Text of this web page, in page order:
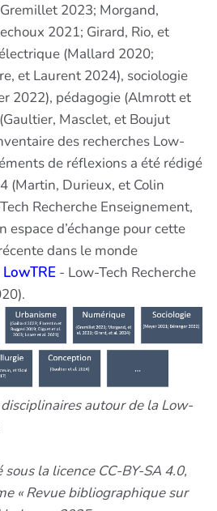
2023; Morgand,
2021; Girard, Rio, et
(Mallard 2020;
et Laurent 2024), sociologie
2022), pédagogie (Almrott et
Masclet, et Boujut
des recherches Low-
de réflexions a été rédigé
(Martin, Durieux, et Colin
Recherche Enseignement,
espace d’échange pour cette
dans le monde
LowTRE - Low-Tech Recherche
autour de la Low-
la licence CC-BY-SA 4.0,
« Revue bibliographique sur